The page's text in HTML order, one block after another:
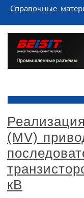
Справочные
(MV)
кВ